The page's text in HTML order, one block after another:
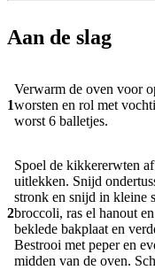
Aan de slag
1
Verwarm de oven voor
worsten en rol met
worst 6 balletjes.
2
Spoel de kikkererwten
uitlekken. Snijd
stronk en snijd in kleine
broccoli, ras el hanout
beklede bakplaat en
Bestrooi met peper en
midden van de oven.